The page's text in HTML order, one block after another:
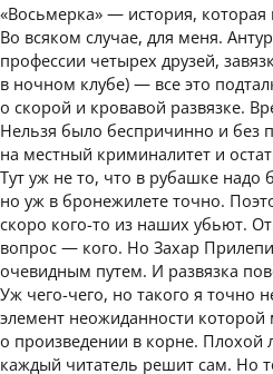
«Восьмерка» — история,
Во всяком случае, для меня.
профессии четырех друзей,
в ночном клубе) — все это
о скорой и кровавой развязке.
Нельзя было беспричинно и без
на местный криминалитет и
Тут уж не то, что в рубашке надо
но уж в бронежилете точно.
скоро кого-то из наших убьют.
вопрос — кого. Но Захар
очевидным путем. И развязка
Уж чего-чего, но такого я точно
элемент неожиданности которой
о произведении в корне.
каждый читатель решит сам. Но